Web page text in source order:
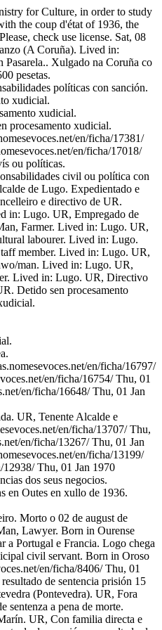
for Culture, in order to study
the coup d'état of 1936, the
check use license. Sat, 08
(A Coruña). Lived in:
Xulgado na Coruña co
pesetas.
políticas con sanción.
xudicial.
xudicial.
procesamento xudicial.
en/ficha/17381/
en/ficha/17018/
ou políticas.
civil ou política con
de Lugo. Expedientado e
e directivo de UR.
in: Lugo. UR, Empregado de
Farmer. Lived in: Lugo. UR,
labourer. Lived in: Lugo.
member. Lived in: Lugo. UR,
man. Lived in: Lugo. UR,
Lived in: Lugo. UR, Directivo
Detido sen procesamento
en/ficha/16797/
en/ficha/16754/Thu, 01
en/ficha/16648/Thu, 01 Jan
UR, Tenente Alcalde e
en/ficha/13707/Thu,
en/ficha/13267/Thu, 01 Jan
en/ficha/13199/
12938/Thu, 01 Jan 1970
dos seus negocios.
en Outes en xullo de 1936.
Morto o 02 de august de
Lawyer. Born in Ourense
a Portugal e Francia. Logo chega
civil servant. Born in Oroso
en/ficha/8406/Thu, 01
de sentencia prisión 15
(Pontevedra). UR, Fora
sentenza a pena de morte.
UR, Con familia directa e